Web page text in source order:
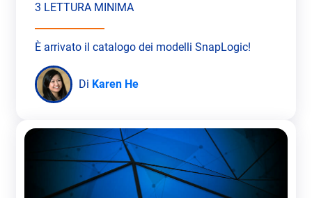
3 LETTURA MINIMA
È arrivato il catalogo dei modelli SnapLogic!
Di Karen He